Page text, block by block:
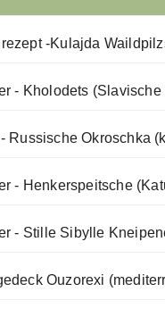
-Kulajda
- Kholodets (Slavische
Russische Okroschka
- Henkerspeitsche
- Stille Sibylle
Ouzorexi